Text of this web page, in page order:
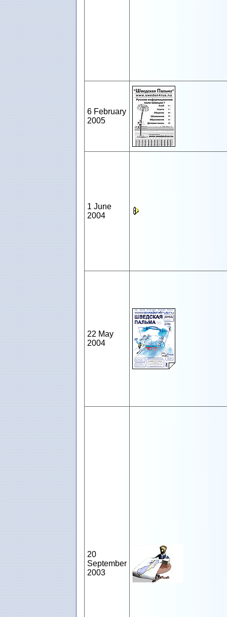
6 February
2005
1 June
2004
22 May
2004
20
September
2003